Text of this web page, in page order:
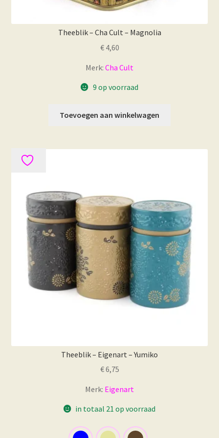
Theeblik – Cha Cult – Magnolia
€4,60
Merk: Cha Cult
9 op voorraad
Toevoegen aan winkelwagen
Theeblik – Eigenart – Yumiko
€6,75
Merk: Eigenart
in totaal 21 op voorraad